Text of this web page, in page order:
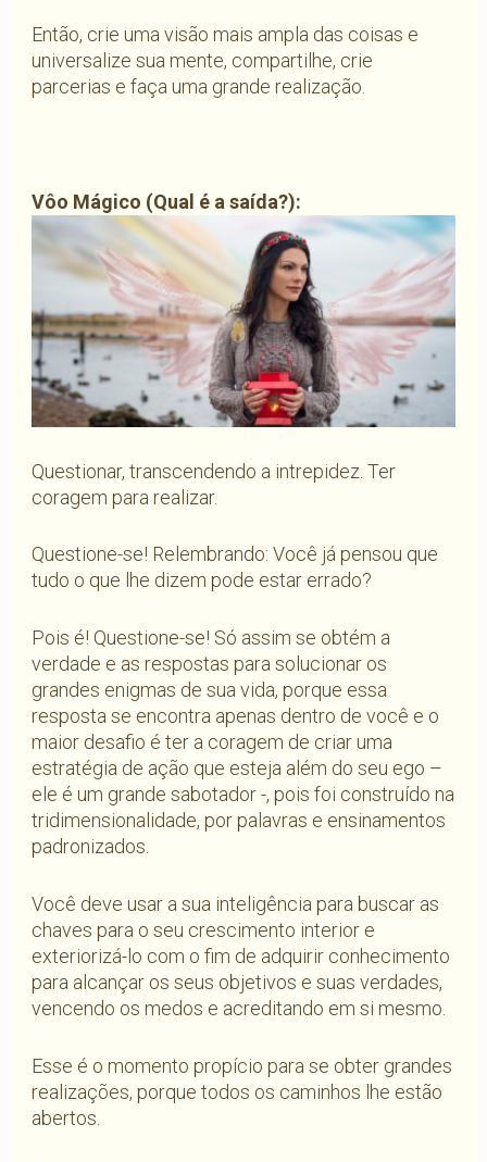
Então, crie uma visão mais ampla das coisas e
universalize sua mente, compartilhe, crie
parcerias e faça uma grande realização.
Vôo Mágico (Qual é a saída?):
Questionar, transcendendo a intrepidez. Ter
coragem para realizar.
Questione-se! Relembrando: Você já pensou que
tudo o que lhe dizem pode estar errado?
Pois é! Questione-se! Só assim se obtém a
verdade e as respostas para solucionar os
grandes enigmas de sua vida, porque essa
resposta se encontra apenas dentro de você e o
maior desafio é ter a coragem de criar uma
estratégia de ação que esteja além do seu ego –
ele é um grande sabotador -, pois foi construído na
tridimensionalidade, por palavras e ensinamentos
padronizados.
Você deve usar a sua inteligência para buscar as
chaves para o seu crescimento interior e
exteriorizá-lo com o fim de adquirir conhecimento
para alcançar os seus objetivos e suas verdades,
vencendo os medos e acreditando em si mesmo.
Esse é o momento propício para se obter grandes
realizações, porque todos os caminhos lhe estão
abertos.